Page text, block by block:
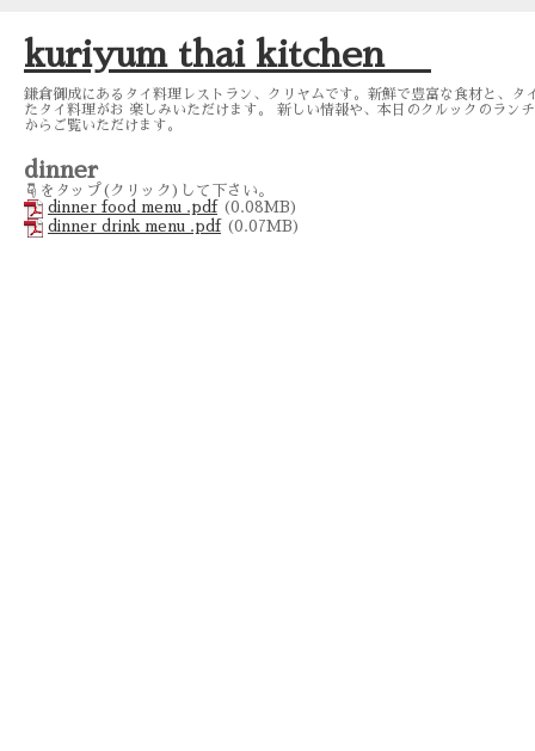
kuriyum thai kitchen
鎌倉御成にあるタイ料理レストラン、クリヤムです。新鮮で豊富な食材と、タ
たタイ料理がお 楽しみいただけます。 新しい情報や、本日のクルックのラ
からご覧いただけます。
dinner
☟をタップ(クリック)して下さい。
dinner food menu .pdf (0.08MB)
dinner drink menu .pdf (0.07MB)